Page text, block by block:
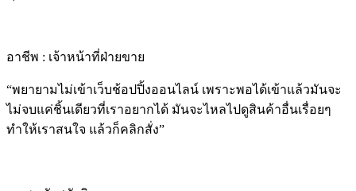
อาชีพ : เจ้าหน้าที่ฝ่ายขาย
“พยายามไม่เข้าเว็บช้อปปิ้งออนไลน์ เพราะพอได้เข้าแล้วมันจะ
ไม่จบแค่ชิ้นเดียวที่เราอยากได้ มันจะไหลไปดูสินค้าอื่นเรื่อยๆ
ทำให้เราสนใจ แล้วก็คลิกสั่ง”